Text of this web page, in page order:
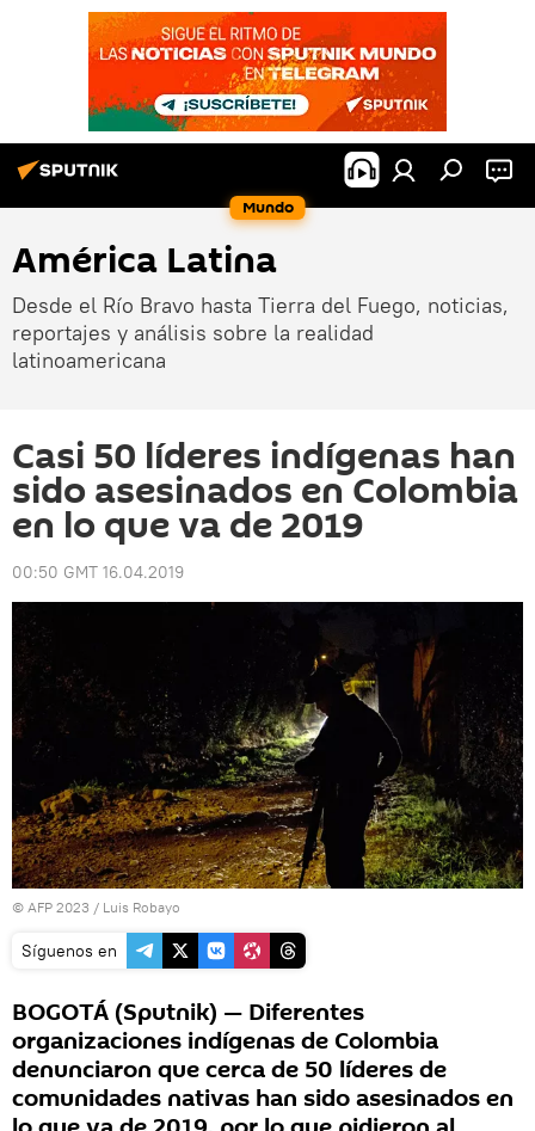
Mundo
América Latina
Desde el Río Bravo hasta Tierra del Fuego, noticias,
reportajes y análisis sobre la realidad
latinoamericana
Casi 50 líderes indígenas han
sido asesinados en Colombia
en lo que va de 2019
00:50 GMT 16.04.2019
© AFP 2023 / Luis Robayo
Síguenos en
BOGOTÁ (Sputnik) — Diferentes
organizaciones indígenas de Colombia
denunciaron que cerca de 50 líderes de
comunidades nativas han sido asesinados en